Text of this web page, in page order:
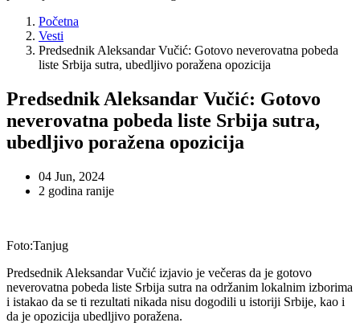
Početna
Vesti
Predsednik Aleksandar Vučić: Gotovo neverovatna pobeda
liste Srbija sutra, ubedljivo poražena opozicija
Predsednik Aleksandar Vučić: Gotovo
neverovatna pobeda liste Srbija sutra,
ubedljivo poražena opozicija
04 Jun, 2024
2 godina ranije
Foto:Tanjug
Predsednik Aleksandar Vučić izjavio je večeras da je gotovo
neverovatna pobeda liste Srbija sutra na održanim lokalnim izborima
i istakao da se ti rezultati nikada nisu dogodili u istoriji Srbije, kao i
da je opozicija ubedljivo poražena.